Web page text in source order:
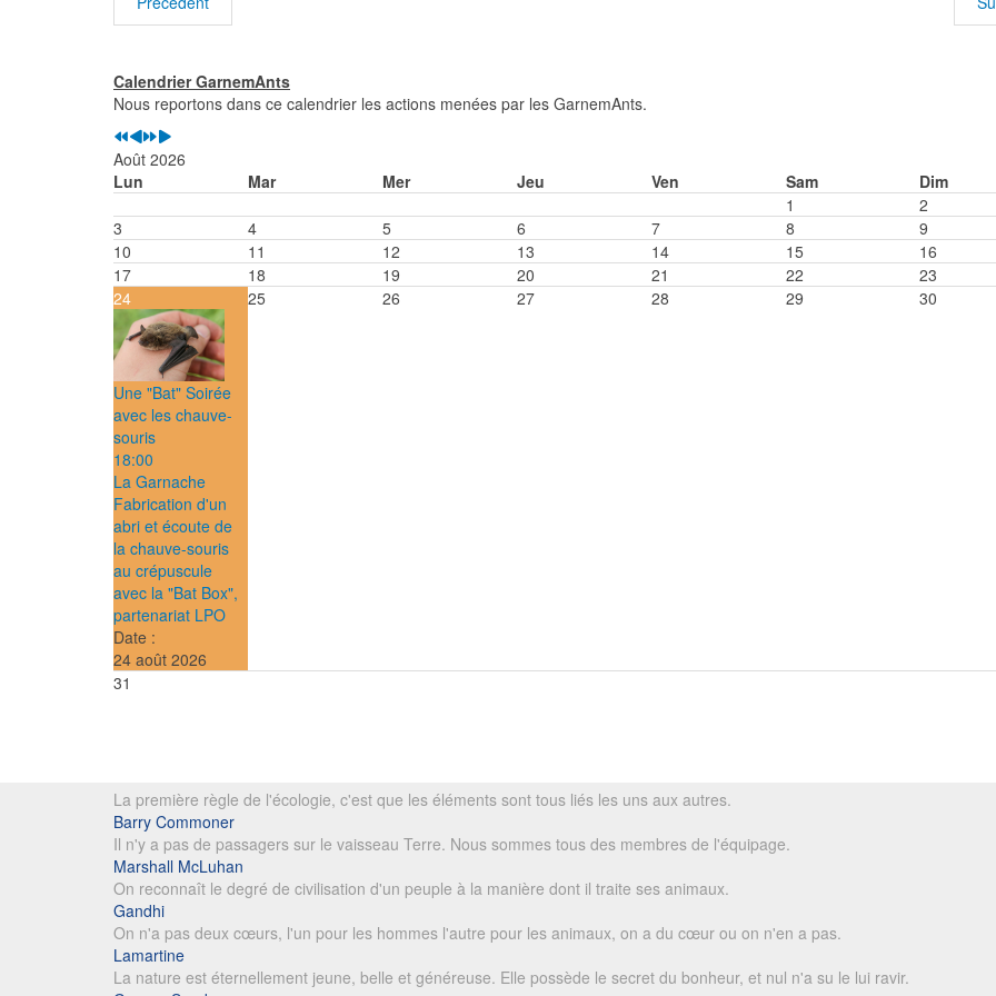
Calendrier GarnemAnts
Nous reportons dans ce calendrier les actions menées par les GarnemAnts.
Août 2026
Lun
Mar Mer Jeu Ven Sam
Dim
1
2
3
4 5 6 7 8
9
10
11 12 13 14 15
16
17
18 19 20 21 22
23
24
Une "Bat" Soirée
avec les chauve-
souris
18:00
La Garnache
Fabrication d'un
abri et écoute de
la chauve-souris
au crépuscule
avec la "Bat Box",
partenariat LPO
Date :
24 août 2026
25 26 27 28 29 30
31
La première règle de l'écologie, c'est que les éléments sont tous liés les uns aux autres.
Barry Commoner
Il n'y a pas de passagers sur le vaisseau Terre. Nous sommes tous des membres de l'équipage.
Marshall McLuhan
On reconnaît le degré de civilisation d'un peuple à la manière dont il traite ses animaux.
Gandhi
On n'a pas deux cœurs, l'un pour les hommes l'autre pour les animaux, on a du cœur ou on n'en a pas.
Lamartine
La nature est éternellement jeune, belle et généreuse. Elle possède le secret du bonheur, et nul n'a su le lui ravir.